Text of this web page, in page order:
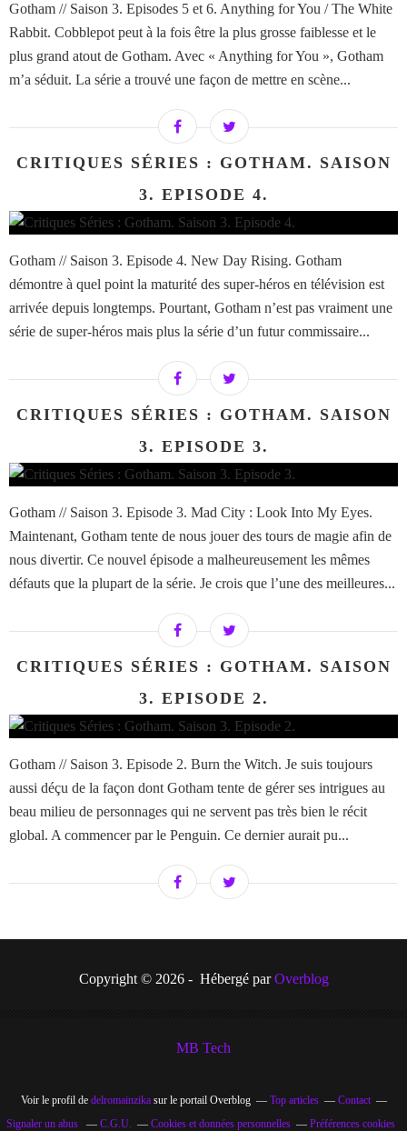
Gotham // Saison 3. Episodes 5 et 6. Anything for You / The White
Rabbit. Cobblepot peut à la fois être la plus grosse faiblesse et le
plus grand atout de Gotham. Avec « Anything for You », Gotham
m’a séduit. La série a trouvé une façon de mettre en scène...
CRITIQUES SÉRIES : GOTHAM. SAISON
3. EPISODE 4.
Gotham // Saison 3. Episode 4. New Day Rising. Gotham
démontre à quel point la maturité des super-héros en télévision est
arrivée depuis longtemps. Pourtant, Gotham n’est pas vraiment une
série de super-héros mais plus la série d’un futur commissaire...
CRITIQUES SÉRIES : GOTHAM. SAISON
3. EPISODE 3.
Gotham // Saison 3. Episode 3. Mad City : Look Into My Eyes.
Maintenant, Gotham tente de nous jouer des tours de magie afin de
nous divertir. Ce nouvel épisode a malheureusement les mêmes
défauts que la plupart de la série. Je crois que l’une des meilleures...
CRITIQUES SÉRIES : GOTHAM. SAISON
3. EPISODE 2.
Gotham // Saison 3. Episode 2. Burn the Witch. Je suis toujours
aussi déçu de la façon dont Gotham tente de gérer ses intrigues au
beau milieu de personnages qui ne servent pas très bien le récit
global. A commencer par le Penguin. Ce dernier aurait pu...
Copyright © 2026 - Hébergé parOverblog
MB Tech
Voir le profil de delromainzikasur le portail Overblog Top articles
Contact
Signaler un abus
C.G.U. Cookies et données personnelles Préférences cookies